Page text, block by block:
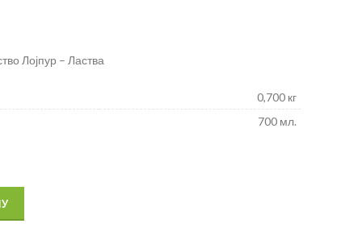
Лојпур – Ластва
0,700 кг
700 мл.